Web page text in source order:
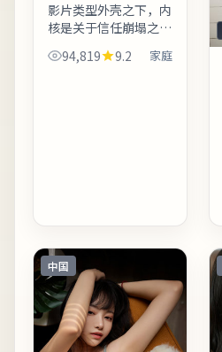
影片类型外壳之下，内
核是关于信任崩塌之后
如何重建日常秩序。配
乐以低频弦乐打底，高
94,819 9.2 家庭
中国